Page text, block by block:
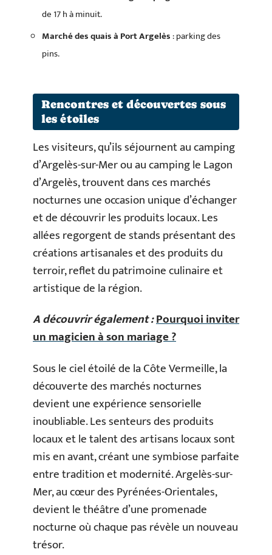
de 17 h à minuit.
Marché des quais à Port Argelès: parking des
pins.
Rencontres et découvertes sous
les étoiles
Les visiteurs, qu’ils séjournent au camping
d’Argelès-sur-Mer ou au camping le Lagon
d’Argelès, trouvent dans ces marchés
nocturnes une occasion unique d’échanger
et de découvrir les produits locaux. Les
allées regorgent de stands présentant des
créations artisanales et des produits du
terroir, reflet du patrimoine culinaire et
artistique de la région.
A découvrir également :Pourquoi inviter
un magicien à son mariage ?
Sous le ciel étoilé de la Côte Vermeille, la
découverte des marchés nocturnes
devient une expérience sensorielle
inoubliable. Les senteurs des produits
locaux et le talent des artisans locaux sont
mis en avant, créant une symbiose parfaite
entre tradition et modernité. Argelès-sur-
Mer, au cœur des Pyrénées-Orientales,
devient le théâtre d’une promenade
nocturne où chaque pas révèle un nouveau
trésor.